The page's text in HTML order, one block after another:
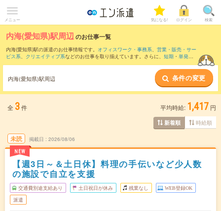
メニュー 気になる! ログイン 検索
内海(愛知県)駅周辺のお仕事一覧
内海(愛知県)駅の派遣のお仕事情報です。 オフィスワーク・事務系、 営業・販売・サー
ビス系、 クリエイティブ系などのお仕事を取り揃えています。さらに、 短期 ・ 単発な
また、中部国際空港(鉄道)駅 上ゲ駅
など近隣駅のお仕
事もご確認いただけます。
内海(愛知県)駅周辺 条件の変更
全 3件 平均時給: 1,417 円
新着順 時給順
未読
NEW
掲載日 2026/08/06
【週3日～＆土日休】料理の手伝いなど少人数
の施設で自立を支援
交通費別途支給あり 土日祝日が休み 残業なし WEB登録OK
派遣